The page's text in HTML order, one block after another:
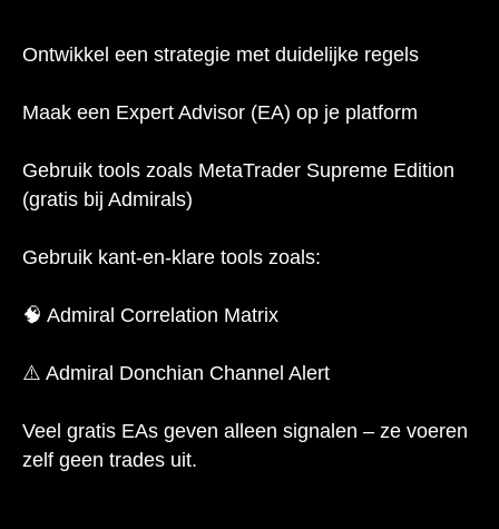
Ontwikkel een strategie met duidelijke regels
Maak een Expert Advisor (EA) op je platform
Gebruik tools zoals MetaTrader Supreme Edition
(gratis bij Admirals)
Gebruik kant-en-klare tools zoals:
🧠 Admiral Correlation Matrix
⚠️ Admiral Donchian Channel Alert
Veel gratis EAs geven alleen signalen – ze voeren
zelf geen trades uit.